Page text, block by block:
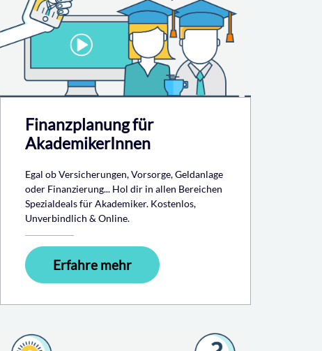
Finanzplanung für
AkademikerInnen
Egal ob Versicherungen, Vorsorge, Geldanlage
oder Finanzierung... Hol dir in allen Bereichen
Spezialdeals für Akademiker. Kostenlos,
Unverbindlich & Online.
Erfahre mehr